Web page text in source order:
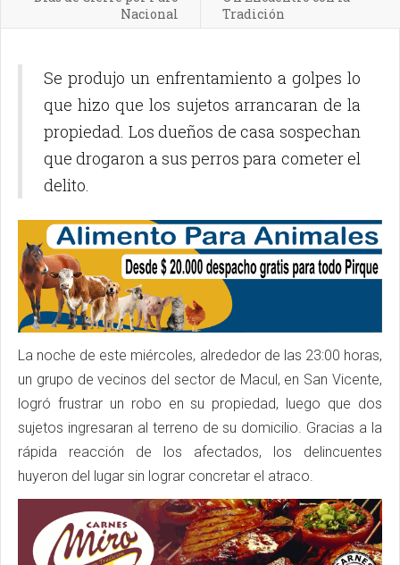
Nacional
Tradición
Se produjo un enfrentamiento a golpes lo
que hizo que los sujetos arrancaran de la
propiedad. Los dueños de casa sospechan
que drogaron a sus perros para cometer el
delito.
La noche de este miércoles, alrededor de las 23:00 horas,
un grupo de vecinos del sector de Macul, en San Vicente,
logró frustrar un robo en su propiedad, luego que dos
sujetos ingresaran al terreno de su domicilio. Gracias a la
rápida reacción de los afectados, los delincuentes
huyeron del lugar sin lograr concretar el atraco.